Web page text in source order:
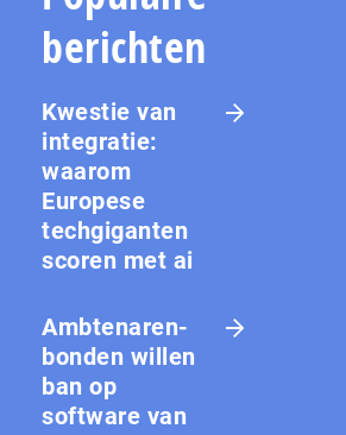
berichten
Kwestie van
integratie:
waarom
Europese
techgiganten
scoren met ai
Amb­te­na­ren­
bon­den willen
ban op
software van